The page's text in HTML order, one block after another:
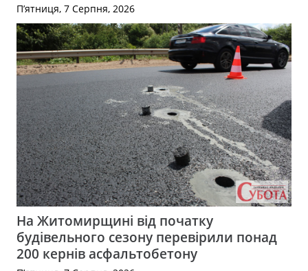
П’ятниця, 7 Серпня, 2026
На Житомирщині від початку
будівельного сезону перевірили понад
200 кернів асфальтобетону